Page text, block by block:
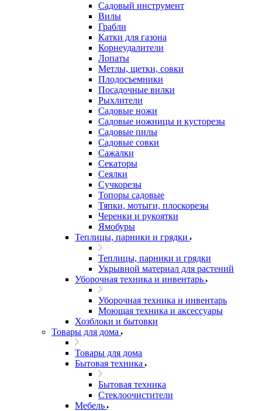
Садовый инструмент
Вилы
Грабли
Катки для газона
Корнеудалители
Лопаты
Метлы, щетки, совки
Плодосъемники
Посадочные вилки
Рыхлители
Садовые ножи
Садовые ножницы и кусторезы
Садовые пилы
Садовые совки
Сажалки
Секаторы
Сеялки
Сучкорезы
Топоры садовые
Тяпки, мотыги, плоскорезы
Черенки и рукоятки
Ямобуры
Теплицы, парники и грядки
Теплицы, парники и грядки
Укрывной материал для растений
Уборочная техника и инвентарь
Уборочная техника и инвентарь
Моющая техника и аксессуары
Хозблоки и бытовки
Товары для дома
Товары для дома
Бытовая техника
Бытовая техника
Стеклоочистители
Мебель